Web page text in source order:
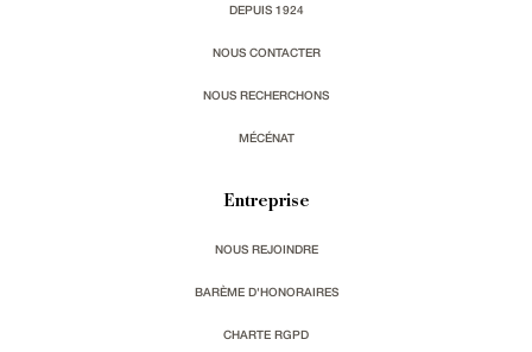
DEPUIS 1924
NOUS CONTACTER
NOUS RECHERCHONS
MÉCÉNAT
Entreprise
NOUS REJOINDRE
BARÈME D'HONORAIRES
CHARTE RGPD